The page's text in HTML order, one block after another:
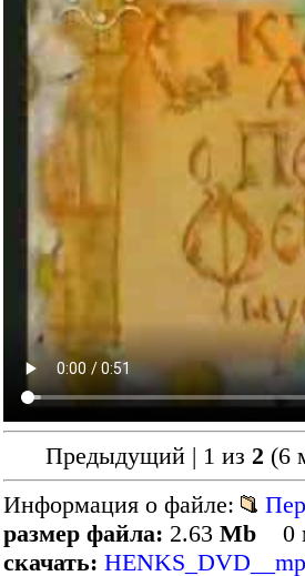
Предыдущий | 1 из 2 (6
Информация о файле:
размер файла: 2.63 Mb 0
скачать: